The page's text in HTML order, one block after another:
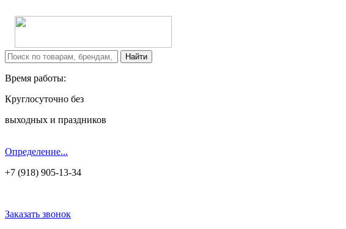
Время работы:
Круглосуточно без
выходных и праздников
Определение...
+7 (918) 905-13-34
Заказать звонок